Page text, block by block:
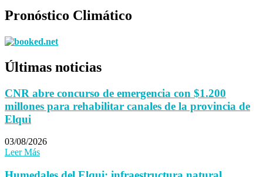
Pronóstico Climático
Últimas noticias
CNR abre concurso de emergencia con $1.200
millones para rehabilitar canales de la provincia de
Elqui
03/08/2026
Leer Más